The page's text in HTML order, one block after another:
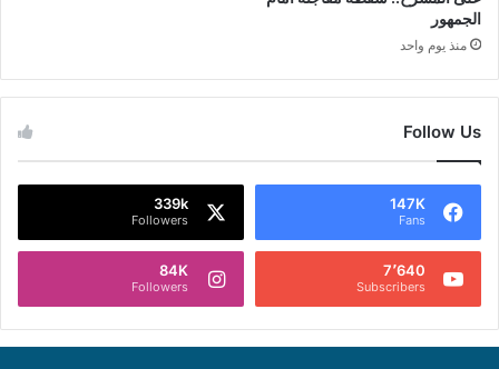
الجمهور
منذ يوم واحد
Follow Us
147K
Fans
339k
Followers
7٬640
Subscribers
84K
Followers